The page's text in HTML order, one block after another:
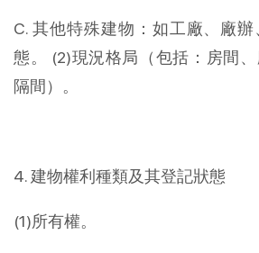
C. 其他特殊建物：如工廠、廠
態。 (2)現況格局（包括：房間
隔間）。
4. 建物權利種類及其登記狀態
(1)所有權。